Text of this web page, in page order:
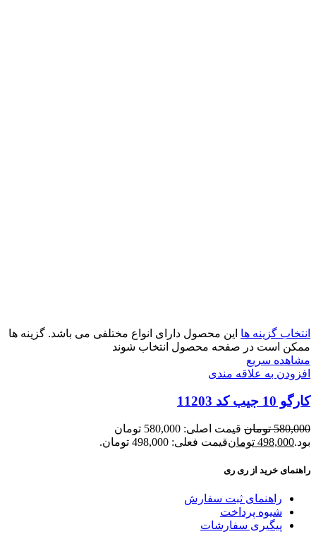
انتخاب گزینه ها این محصول دارای انواع مختلفی می باشد. گزینه ها
ممکن است در صفحه محصول انتخاب شوند
مشاهده سریع
افزودن به علاقه مندی
کارگو 10 جیب کد 11203
580,000 تومان
قیمت اصلی: 580,000 تومان
بود.498,000 تومانقیمت فعلی: 498,000 تومان.
راهنمای خرید از ری ری
راهنمای ثبت سفارش
شیوه پرداخت
پیگیری سفارشات